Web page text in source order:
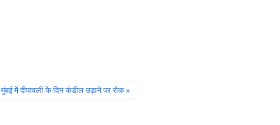
मुंबई में दीपावली के दिन कंडील उड़ाने पर रोक